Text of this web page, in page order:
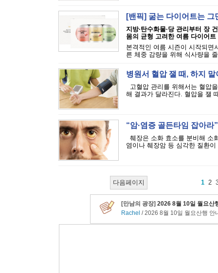
[밴픽] 굶는 다이어트는 그
지방·탄수화물·당 관리부터 장
몸의 균형 고려한 여름 다이어트
본격적인 여름 시즌이 시작되면
른 체중 감량을 위해 식사량을
병원서 혈압 잴 때, 하지 말
고혈압 관리를 위해서는 혈압
해 결과가 달라진다. 혈압을 잴
“암·염증 골든타임 잡아라
췌장은 소화 효소를 분비해 소
염이나 췌장암 등 심각한 질환
다음페이지 1 2